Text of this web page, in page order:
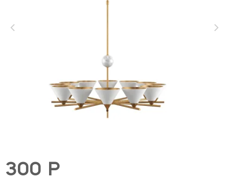
300 Р